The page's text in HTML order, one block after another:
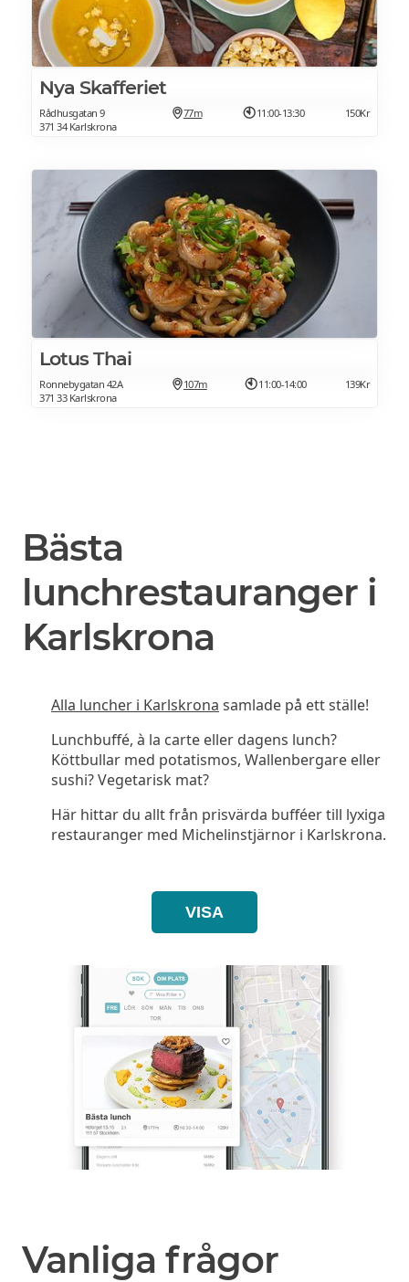
Nya Skafferiet
Rådhusgatan 9
371 34 Karlskrona
77m 11:00-13:30 150Kr
Lotus Thai
Ronnebygatan 42A
371 33 Karlskrona
107m 11:00-14:00 139Kr
Bästa
lunchrestauranger i
Karlskrona
Alla luncher i Karlskrona samlade på ett ställe!
Lunchbuffé, à la carte eller dagens lunch?
Köttbullar med potatismos, Wallenbergare eller
sushi? Vegetarisk mat?
Här hittar du allt från prisvärda bufféer till lyxiga
restauranger med Michelinstjärnor i Karlskrona.
VISA
Vanliga frågor